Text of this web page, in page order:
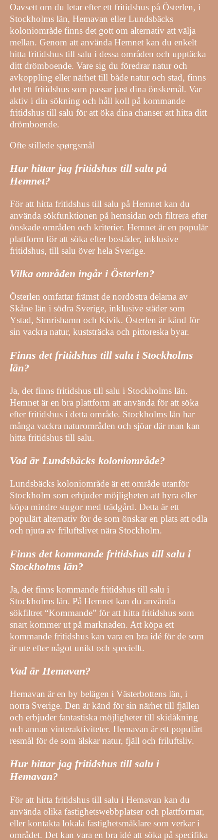
Oavsett om du letar efter ett fritidshus på Österlen, i
Stockholms län, Hemavan eller Lundsbäcks
koloniområde finns det gott om alternativ att välja
mellan. Genom att använda Hemnet kan du enkelt
hitta fritidshus till salu i dessa områden och upptäcka
ditt drömboende. Vare sig du föredrar natur och
avkoppling eller närhet till både natur och stad, finns
det ett fritidshus som passar just dina önskemål. Var
aktiv i din sökning och håll koll på kommande
fritidshus till salu för att öka dina chanser att hitta ditt
drömboende.
Ofte stillede spørgsmål
Hur hittar jag fritidshus till salu på
Hemnet?
För att hitta fritidshus till salu på Hemnet kan du
använda sökfunktionen på hemsidan och filtrera efter
önskade områden och kriterier. Hemnet är en populär
plattform för att söka efter bostäder, inklusive
fritidshus, till salu över hela Sverige.
Vilka områden ingår i Österlen?
Österlen omfattar främst de nordöstra delarna av
Skåne län i södra Sverige, inklusive städer som
Ystad, Simrishamn och Kivik. Österlen är känd för
sin vackra natur, kuststräcka och pittoreska byar.
Finns det fritidshus till salu i Stockholms
län?
Ja, det finns fritidshus till salu i Stockholms län.
Hemnet är en bra plattform att använda för att söka
efter fritidshus i detta område. Stockholms län har
många vackra naturområden och sjöar där man kan
hitta fritidshus till salu.
Vad är Lundsbäcks koloniområde?
Lundsbäcks koloniområde är ett område utanför
Stockholm som erbjuder möjligheten att hyra eller
köpa mindre stugor med trädgård. Detta är ett
populärt alternativ för de som önskar en plats att odla
och njuta av friluftslivet nära Stockholm.
Finns det kommande fritidshus till salu i
Stockholms län?
Ja, det finns kommande fritidshus till salu i
Stockholms län. På Hemnet kan du använda
sökfiltret “Kommande” för att hitta fritidshus som
snart kommer ut på marknaden. Att köpa ett
kommande fritidshus kan vara en bra idé för de som
är ute efter något unikt och speciellt.
Vad är Hemavan?
Hemavan är en by belägen i Västerbottens län, i
norra Sverige. Den är känd för sin närhet till fjällen
och erbjuder fantastiska möjligheter till skidåkning
och annan vinteraktiviteter. Hemavan är ett populärt
resmål för de som älskar natur, fjäll och friluftsliv.
Hur hittar jag fritidshus till salu i
Hemavan?
För att hitta fritidshus till salu i Hemavan kan du
använda olika fastighetswebbplatser och plattformar,
eller kontakta lokala fastighetsmäklare som verkar i
området. Det kan vara en bra idé att söka på specifika